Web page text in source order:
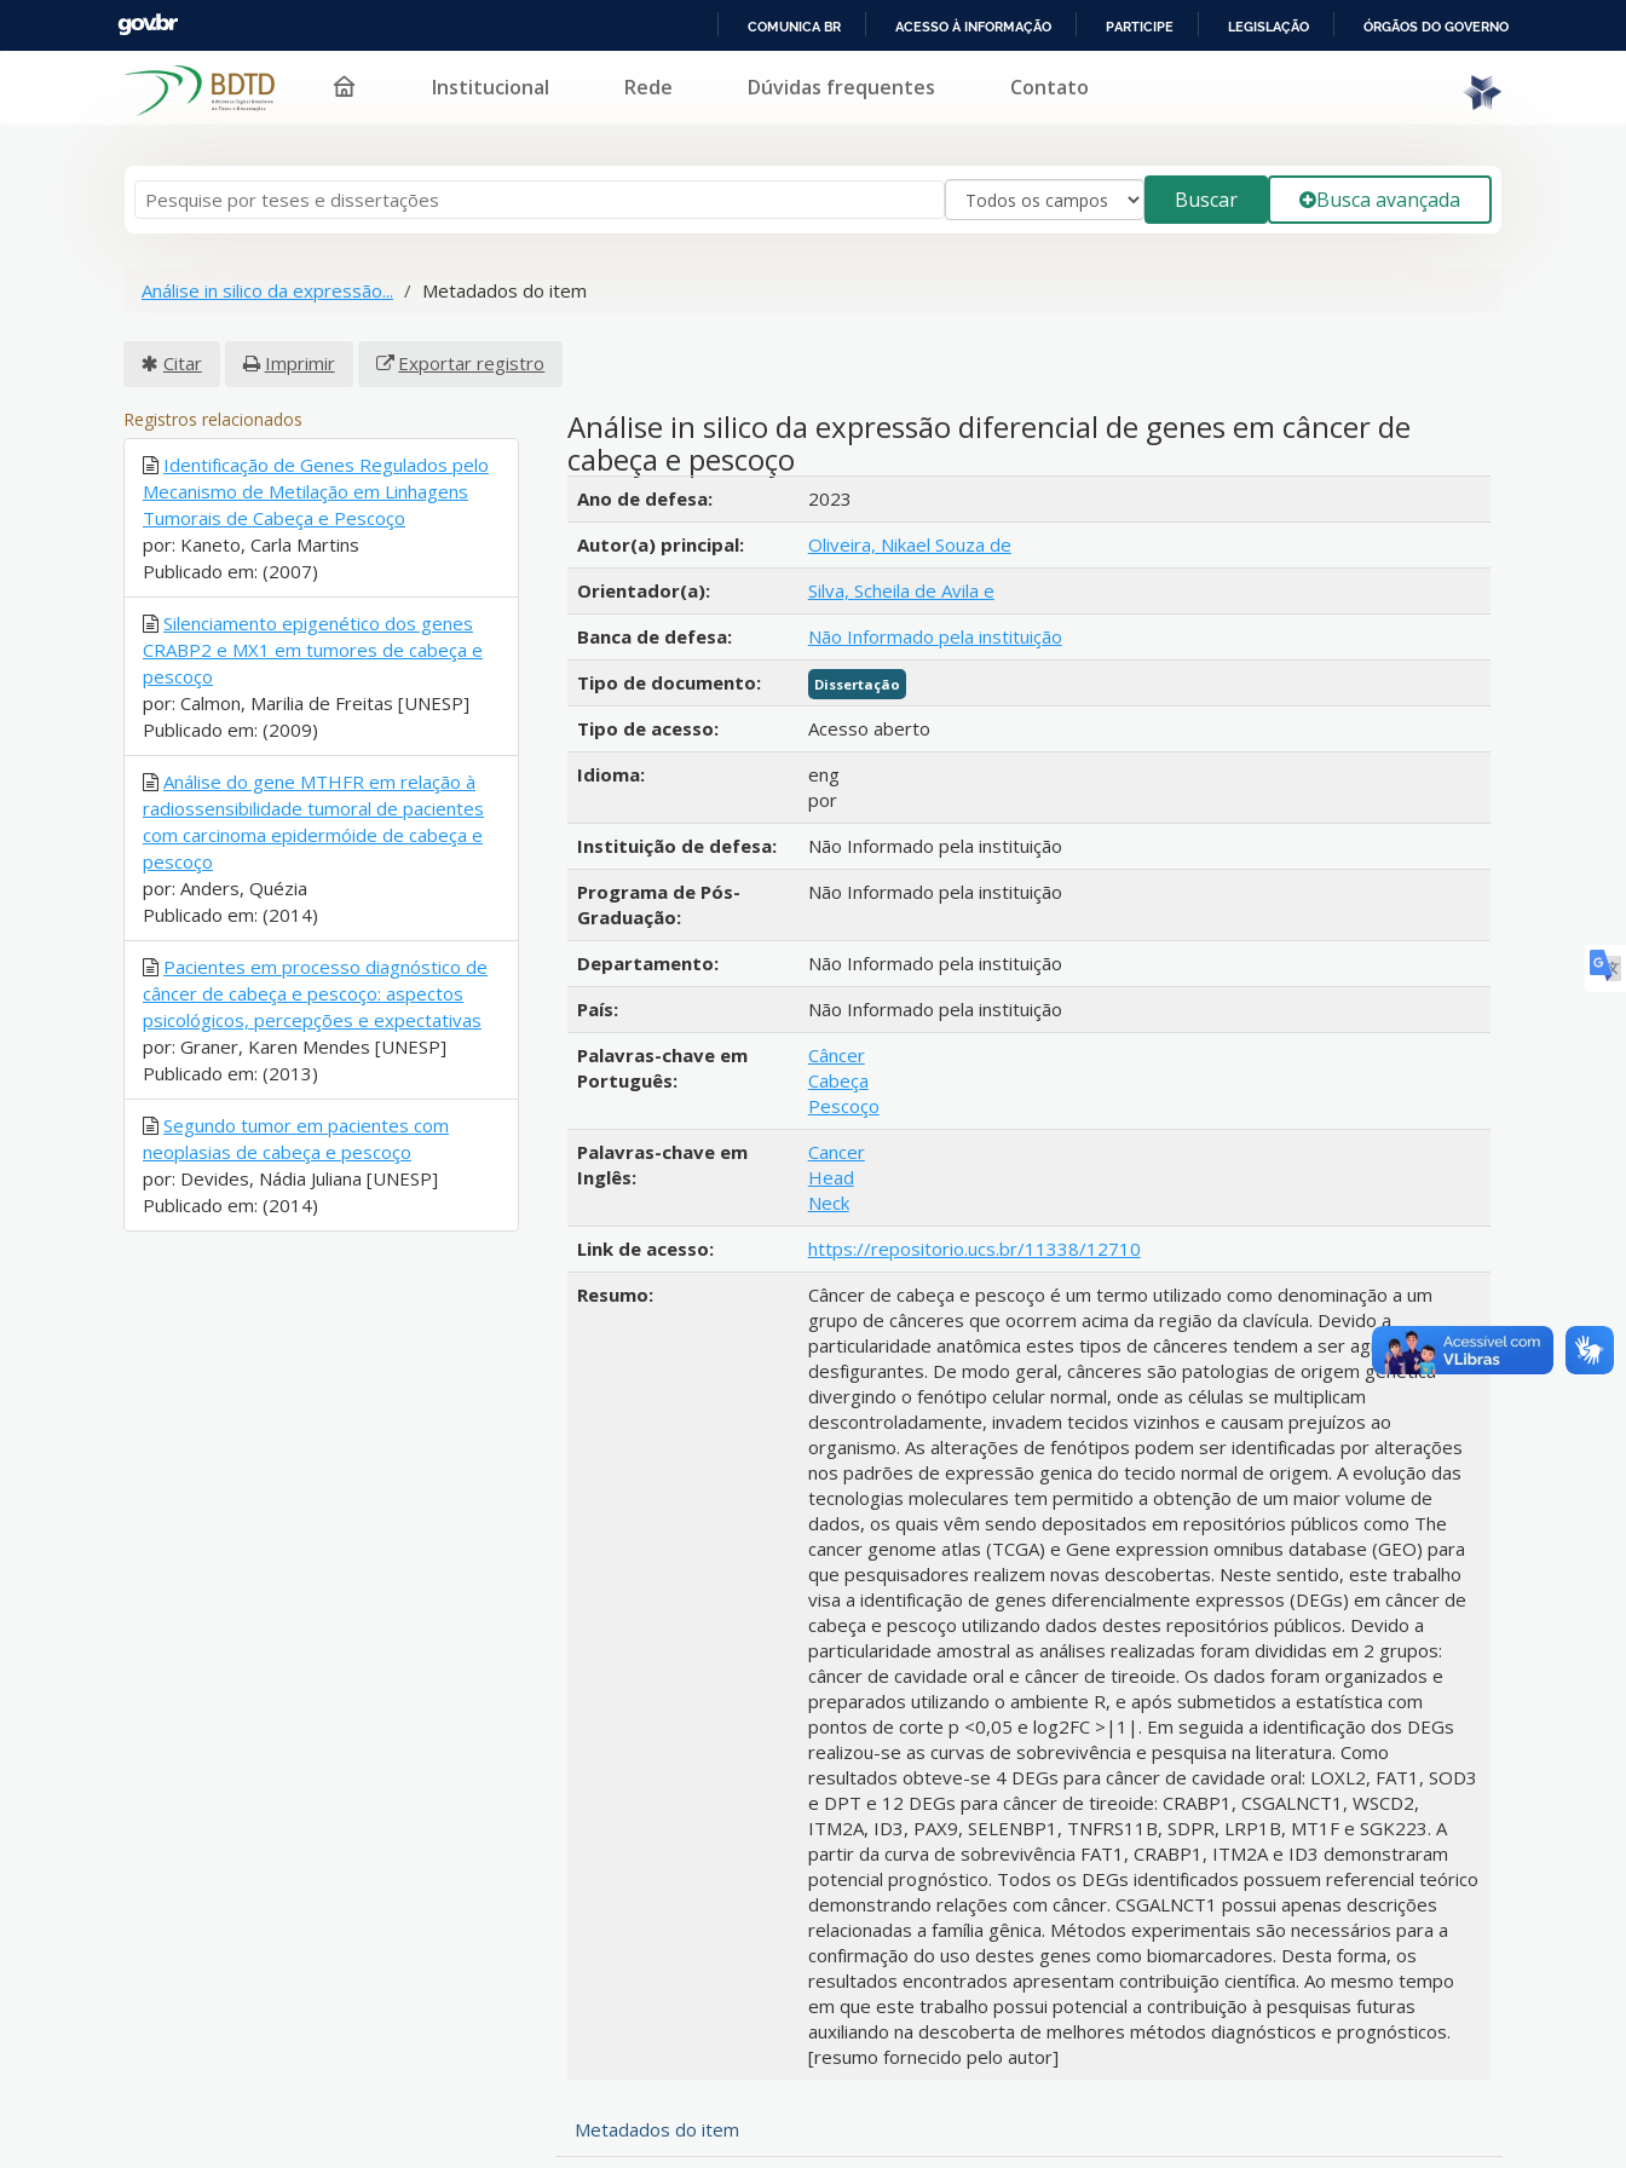
PARA
COMUNICA BR ACESSO À INFORMAÇÃO PARTICIPE LEGISLAÇÃO ÓRGÃOS DO GOVERNO
Pular para o conteúdo Institucional Rede Dúvidas frequentes Contato
Buscar Busca avançada
Análise in silico da expressão... Metadados do item
Citar Imprimir Exportar registro
Análise in silico da expressão diferencial de genes em câncer de
cabeça e pescoço
Detalhes bibliográficos
Ano de defesa:
2023
Autor(a) principal:
Oliveira, Nikael Souza de
Orientador(a):
Silva, Scheila de Avila e
Banca de defesa:
Não Informado pela instituição
Tipo de documento:
Dissertação
Tipo de acesso:
Acesso aberto
Idioma:
eng
por
Instituição de defesa:
Não Informado pela instituição
Programa de Pós-
Graduação:
Não Informado pela instituição
Departamento:
Não Informado pela instituição
País:
Não Informado pela instituição
Palavras-chave em
Português:
Câncer
Cabeça
Pescoço
Palavras-chave em
Inglês:
Cancer
Head
Neck
Link de acesso:
https://repositorio.ucs.br/11338/12710
Resumo:
Câncer de cabeça e pescoço é um termo utilizado como denominação a um
grupo de cânceres que ocorrem acima da região da clavícula. Devido a
particularidade anatômica estes tipos de cânceres tendem a ser agressivos e
desfigurantes. De modo geral, cânceres são patologias de origem genética
divergindo o fenótipo celular normal, onde as células se multiplicam
descontroladamente, invadem tecidos vizinhos e causam prejuízos ao
organismo. As alterações de fenótipos podem ser identificadas por alterações
nos padrões de expressão genica do tecido normal de origem. A evolução das
tecnologias moleculares tem permitido a obtenção de um maior volume de
dados, os quais vêm sendo depositados em repositórios públicos como The
cancer genome atlas (TCGA) e Gene expression omnibus database (GEO) para
que pesquisadores realizem novas descobertas. Neste sentido, este trabalho
visa a identificação de genes diferencialmente expressos (DEGs) em câncer de
cabeça e pescoço utilizando dados destes repositórios públicos. Devido a
particularidade amostral as análises realizadas foram divididas em 2 grupos:
câncer de cavidade oral e câncer de tireoide. Os dados foram organizados e
preparados utilizando o ambiente R, e após submetidos a estatística com
pontos de corte p <0,05 e log2FC >|1|. Em seguida a identificação dos DEGs
realizou-se as curvas de sobrevivência e pesquisa na literatura. Como
resultados obteve-se 4 DEGs para câncer de cavidade oral: LOXL2, FAT1, SOD3
e DPT e 12 DEGs para câncer de tireoide: CRABP1, CSGALNCT1, WSCD2,
ITM2A, ID3, PAX9, SELENBP1, TNFRS11B, SDPR, LRP1B, MT1F e SGK223. A
partir da curva de sobrevivência FAT1, CRABP1, ITM2A e ID3 demonstraram
potencial prognóstico. Todos os DEGs identificados possuem referencial teórico
demonstrando relações com câncer. CSGALNCT1 possui apenas descrições
relacionadas a família gênica. Métodos experimentais são necessários para a
confirmação do uso destes genes como biomarcadores. Desta forma, os
resultados encontrados apresentam contribuição científica. Ao mesmo tempo
em que este trabalho possui potencial a contribuição à pesquisas futuras
auxiliando na descoberta de melhores métodos diagnósticos e prognósticos.
[resumo fornecido pelo autor]
Metadados do item
Registros relacionados
Identificação de Genes Regulados pelo
Mecanismo de Metilação em Linhagens
Tumorais de Cabeça e Pescoço
por: Kaneto, Carla Martins
Publicado em: (2007)
Silenciamento epigenético dos genes
CRABP2 e MX1 em tumores de cabeça e
pescoço
por: Calmon, Marilia de Freitas [UNESP]
Publicado em: (2009)
Análise do gene MTHFR em relação à
radiossensibilidade tumoral de pacientes
com carcinoma epidermóide de cabeça e
pescoço
por: Anders, Quézia
Publicado em: (2014)
Pacientes em processo diagnóstico de
câncer de cabeça e pescoço: aspectos
psicológicos, percepções e expectativas
por: Graner, Karen Mendes [UNESP]
Publicado em: (2013)
Segundo tumor em pacientes com
neoplasias de cabeça e pescoço
por: Devides, Nádia Juliana [UNESP]
Publicado em: (2014)